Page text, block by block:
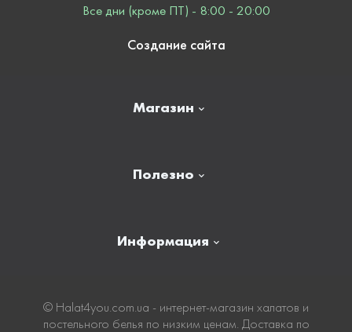
Магазин
Полезно
Информация
Оплата
Все дни (кроме ПТ) - 8:00 - 20:00
Создание сайта
© Нalat4you.com.ua - интернет-магазин халатов и
постельного белья по низким ценам. Доставка по